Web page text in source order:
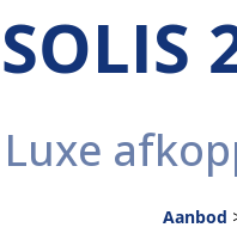
SOLIS
Luxe
Aanbod